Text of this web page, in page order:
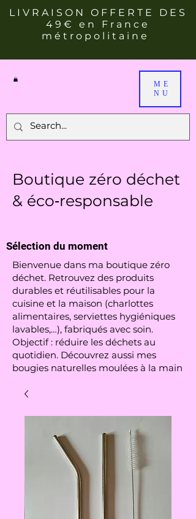
LIVRAISON OFFERTE DES
49€ en France
métropolitaine
ME
NU
Sélection du moment
Boutique zéro déchet
& éco‑responsable
Bienvenue dans ma boutique zéro
déchet. Retrouvez des produits
durables et réutilisables pour la
cuisine et la maison (charlottes
alimentaires, serviettes hygiéniques
lavables,…), fabriqués avec soin.
Objectif : réduire les déchets au
quotidien. Découvrez aussi mes
bougies naturelles moulées à la main